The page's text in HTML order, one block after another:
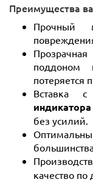
Преимущества
Прочный
потеряется
Вставка
без усилий.
качество по